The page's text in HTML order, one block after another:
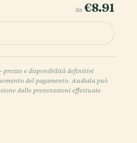
da €8.91
prezzo e disponibilità definitivi
del pagamento. Audiala può
dalle prenotazioni effettuate